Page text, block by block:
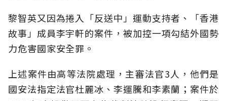
黎智英又因為捲入「反送中」運動支持者、「香港
故事」成員李宇軒的案件，被加控一項勾結外國勢
力危害國家安全罪。
上述案件由高等法院處理，主審法官3人，他們是
國安法指定法官杜麗冰、李運騰和李素蘭；案件於